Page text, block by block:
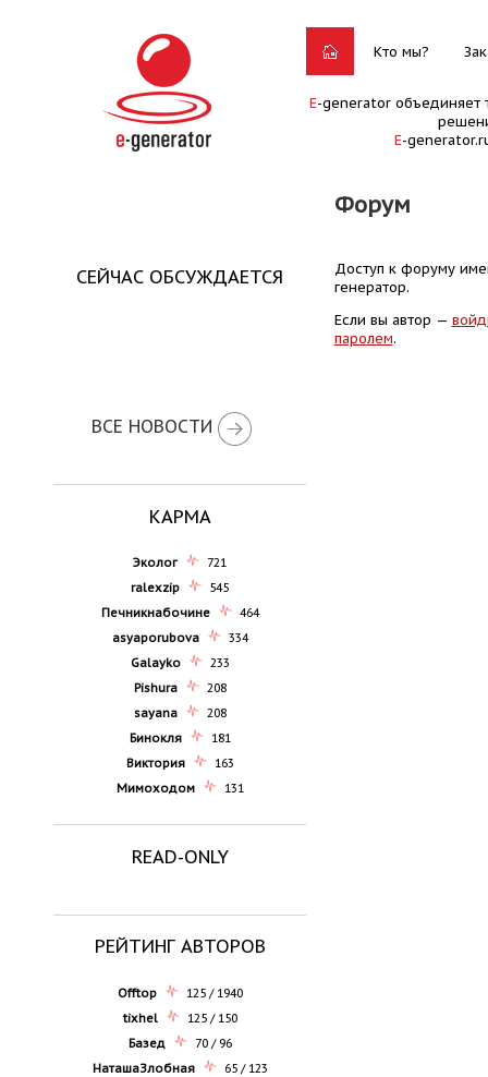
Кто мы?
E-generator объединяет
E-
Форум
СЕЙЧАС ОБСУЖДАЕТСЯ
ВСЕ НОВОСТИ
КАРМА
Эколог
721
ralexzip
545
Печникнабочине
464
asyaporubova
334
Galayko
233
Pishura
208
sayana
208
Бинокля
181
Виктория
163
Мимоходом
131
READ-ONLY
РЕЙТИНГ АВТОРОВ
Offtop
125 / 1940
tixhel
125 / 150
Базед
70 / 96
НаташаЗлобная
65 / 123
Доступ к форуму
генератор.
Если вы автор —
паролем.